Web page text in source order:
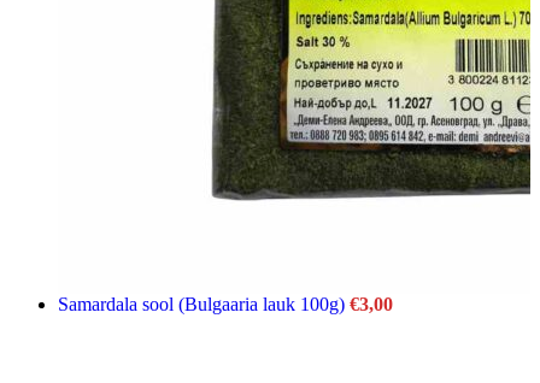
Samardala sool (Bulgaaria lauk 100g) €3,00